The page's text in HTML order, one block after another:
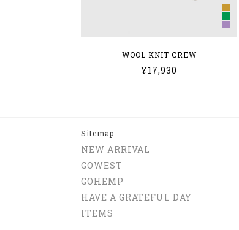
WOOL KNIT CREW
¥17,930
Sitemap
NEW ARRIVAL
GOWEST
GOHEMP
HAVE A GRATEFUL DAY
ITEMS